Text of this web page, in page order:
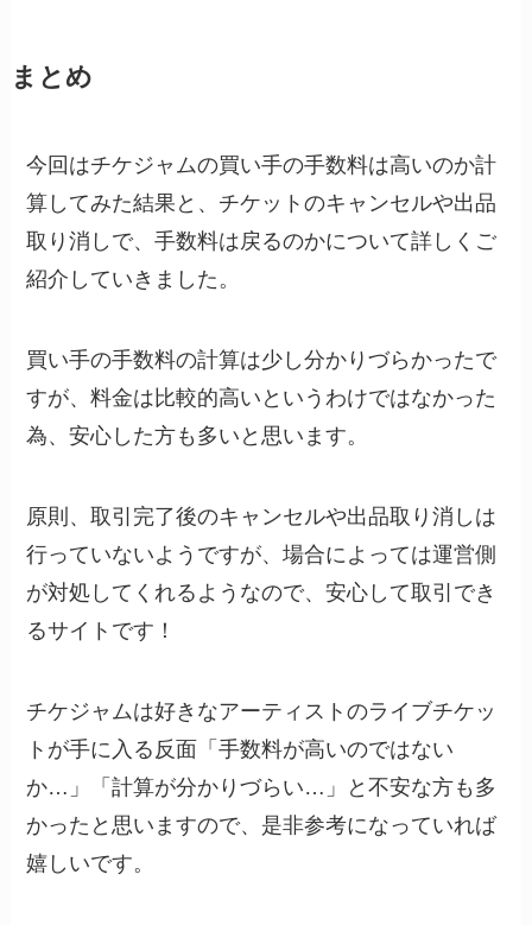
まとめ
今回はチケジャムの買い手の手数料は高いのか計
算してみた結果と、チケットのキャンセルや出品
取り消しで、手数料は戻るのかについて詳しくご
紹介していきました。
買い手の手数料の計算は少し分かりづらかったで
すが、料金は比較的高いというわけではなかった
為、安心した方も多いと思います。
原則、取引完了後のキャンセルや出品取り消しは
行っていないようですが、場合によっては運営側
が対処してくれるようなので、安心して取引でき
るサイトです！
チケジャムは好きなアーティストのライブチケッ
トが手に入る反面「手数料が高いのではない
か…」「計算が分かりづらい…」と不安な方も多
かったと思いますので、是非参考になっていれば
嬉しいです。